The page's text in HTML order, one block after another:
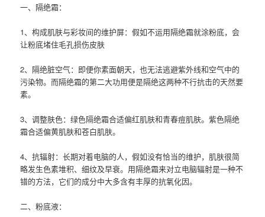
一、隔绝霜：
1、构成肌肤与彩妆间的维护屏：假如不运用隔绝霜就涂粉底，会
让粉底堵住毛孔损伤皮肤
2、隔绝脏空气：即便你素面朝天，也无法逃避紫外线和空气中的
污染物。而隔绝霜的第二大功用便是隔绝这两种不行抗击的天然要
素。
3、调整肤色：绿色隔绝霜合适偏红肌肤和青春痘肌肤。紫色隔绝
霜合适偏黄肌肤和苍白肌肤。
4、抗辐射：长期对着电脑的人，假如没有恰当的维护，肌肤很简
略发生色素堆积、细纹及早衰。用隔绝霜来对立电脑辐射是一种不
错的方法，它们的成分中大多含有丰厚的抗氧化因。
二、粉底液：